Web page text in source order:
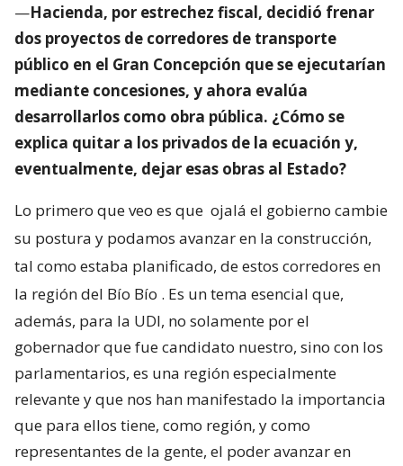
—Hacienda, por estrechez fiscal, decidió frenar
dos proyectos de corredores de transporte
público en el Gran Concepción que se ejecutarían
mediante concesiones, y ahora evalúa
desarrollarlos como obra pública. ¿Cómo se
explica quitar a los privados de la ecuación y,
eventualmente, dejar esas obras al Estado?
Lo primero que veo es que ojalá el gobierno cambie
su postura y podamos avanzar en la construcción,
tal como estaba planificado, de estos corredores en
la región del Bío Bío . Es un tema esencial que,
además, para la UDI, no solamente por el
gobernador que fue candidato nuestro, sino con los
parlamentarios, es una región especialmente
relevante y que nos han manifestado la importancia
que para ellos tiene, como región, y como
representantes de la gente, el poder avanzar en